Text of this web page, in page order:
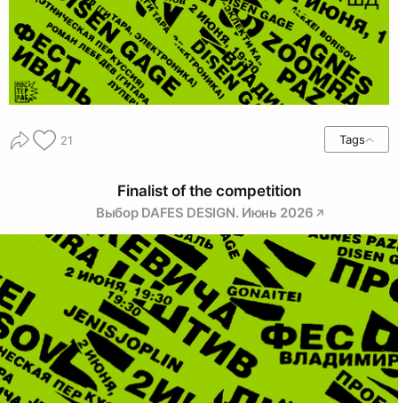
21 Tags
Finalist of the competition
Выбор DAFES DESIGN. Июнь 2026